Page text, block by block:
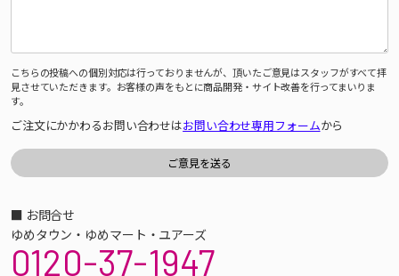
こちらの投稿への個別対応は行っておりませんが、頂いたご意見はスタッフがすべて拝
見させていただきます。お客様の声をもとに商品開発・サイト改善を行ってまいりま
す。
ご注文にかかわるお問い合わせはお問い合わせ専用フォームから
■ お問合せ
ゆめタウン・ゆめマート・ユアーズ
0120-37-1947